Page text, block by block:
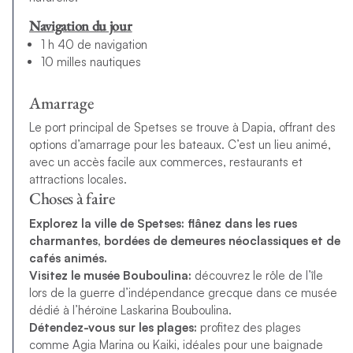
Navigation du jour
1 h 40 de navigation
10 milles nautiques
Amarrage
Le port principal de Spetses se trouve à Dapia, offrant des
options d’amarrage pour les bateaux. C’est un lieu animé,
avec un accès facile aux commerces, restaurants et
attractions locales.
Choses à faire
Explorez la ville de Spetses: flânez dans les rues
charmantes, bordées de demeures néoclassiques et de
cafés animés.
Visitez le musée Bouboulina: découvrez le rôle de l’île
lors de la guerre d’indépendance grecque dans ce musée
dédié à l’héroïne Laskarina Bouboulina.
Détendez-vous sur les plages: profitez des plages
comme Agia Marina ou Kaiki, idéales pour une baignade